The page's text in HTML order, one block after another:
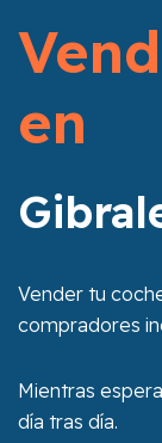
en
Vender tu
compradores
Mientras
día tras día.